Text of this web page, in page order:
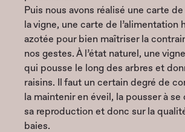
Puis nous avons réalisé une carte
la vigne, une carte de l’alimentation
azotée pour bien maîtriser la
nos gestes. À l’état naturel, une
qui pousse le long des arbres et
raisins. Il faut un certain degré de
la maintenir en éveil, la pousser à
sa reproduction et donc sur la
baies.